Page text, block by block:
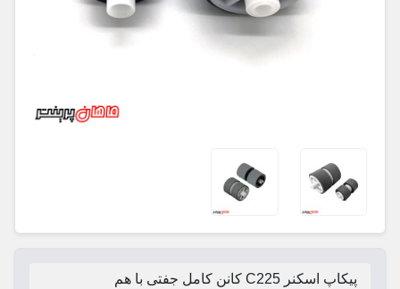
پیکاپ اسکنر C225 کانن کامل جفتی با هم